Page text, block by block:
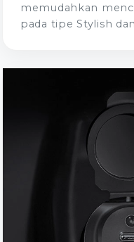
memudahkan
pada tipe Stylish